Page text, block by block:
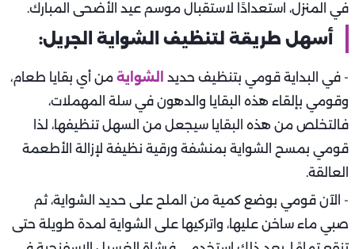
في المنزل، استعدادًا لاستقبال موسم عيد الأضحى المبارك.
أسهل طريقة لتنظيف الشواية الجريل:
- في البداية قومي بتنظيف حديد الشواية من أي بقايا طعام،
وقومي بإلقاء هذه البقايا والدهون في سلة المهملات،
فالتخلص من هذه البقايا سيجعل من السهل تنظيفها، لذا
قومي بمسح الشواية بمنشفة ورقية نظيفة لإزالة الأطعمة
العالقة.
- الآن قومي بوضع كمية من الملح على حديد الشواية، ثم
صبي ماء ساخن عليها، واتركيها على الشواية لمدة طويلة حتى